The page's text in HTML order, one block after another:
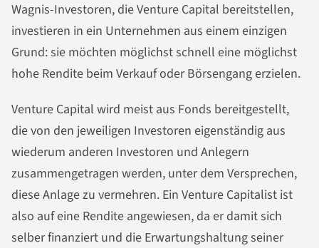
Wagnis-Investoren, die Venture Capital bereitstellen,
investieren in ein Unternehmen aus einem einzigen
Grund: sie möchten möglichst schnell eine möglichst
hohe Rendite beim Verkauf oder Börsengang erzielen.
Venture Capital wird meist aus Fonds bereitgestellt,
die von den jeweiligen Investoren eigenständig aus
wiederum anderen Investoren und Anlegern
zusammengetragen werden, unter dem Versprechen,
diese Anlage zu vermehren. Ein Venture Capitalist ist
also auf eine Rendite angewiesen, da er damit sich
selber finanziert und die Erwartungshaltung seiner